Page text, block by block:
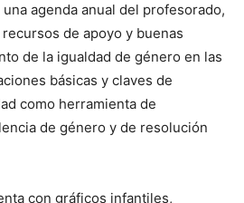
agenda anual del profesorado,
de apoyo y buenas
de la igualdad de género en las
básicas y claves de
como herramienta de
de género y de resolución
con gráficos infantiles,